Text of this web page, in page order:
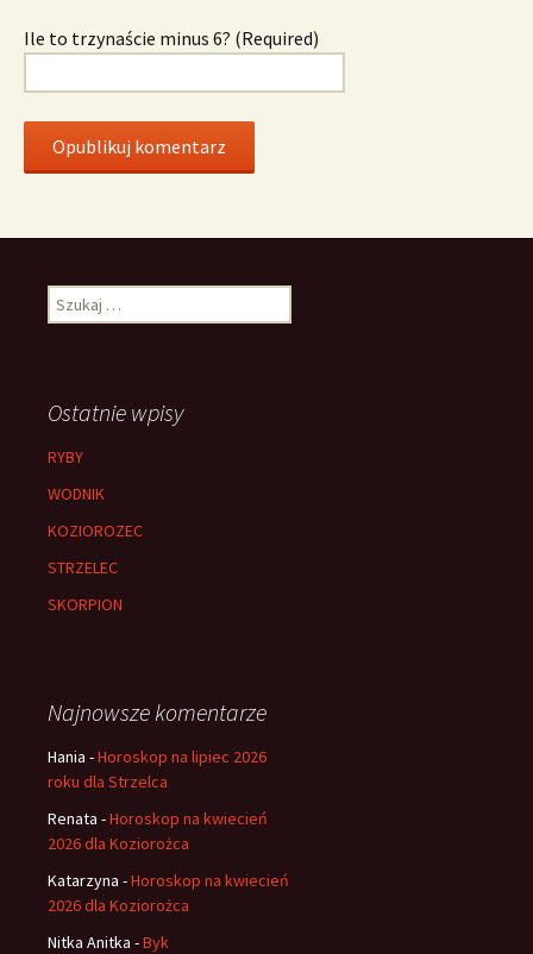
Ile to trzynaście minus 6? (Required)
Szukaj:
Ostatnie wpisy
RYBY
WODNIK
KOZIOROZEC
STRZELEC
SKORPION
Najnowsze komentarze
Hania -Horoskop na lipiec 2026
roku dla Strzelca
Renata -Horoskop na kwiecień
2026 dla Koziorożca
Katarzyna -Horoskop na kwiecień
2026 dla Koziorożca
Nitka Anitka -Byk